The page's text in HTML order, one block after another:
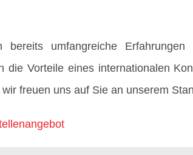
bereits umfangreiche
die Vorteile eines internationalen
freuen uns auf Sie an unserem